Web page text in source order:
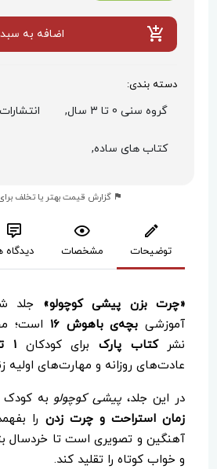
اضافه به سبد
دسته بندی:
گروه سنی 0 تا 3 سال,
کتاب های ساده,
گزارش قیمت بهتر یا تخلف
توضیحات مشخصات دیدگاه
«چرت بزن پیشی کوچولو» جلد
آموزشی بچه‌ی باهوش 16
است؛
نشرکتاب پارک برای کودکان ۱ تا ۳ سال
عادت‌های روزانه و مهارت‌های اولیه
در این جلد، پیشی کوچولو به
زمان استراحت و چرت زدن را
آهنگین و تصویری است تا خردسال
و خواب کوتاه را تقلید کند.